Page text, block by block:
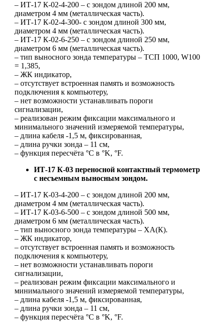
– ИТ-17 К-02-4-200 – с зондом длиной 200 мм,
диаметром 4 мм (металлическая часть).
– ИТ-17 К-02-4-300- с зондом длиной 300 мм,
диаметром 4 мм (металлическая часть).
– ИТ-17 К-02-6-250 – с зондом длиной 250 мм,
диаметром 6 мм (металлическая часть).
– тип выносного зонда температуры – ТСП 1000, W100
= 1,385,
– ЖК индикатор,
– отсутствует встроенная память и возможность
подключения к компьютеру,
– нет возможности устанавливать пороги
сигнализации,
– реализован режим фиксации максимального и
минимального значений измеряемой температуры,
– длина кабеля -1,5 м, фиксированная,
– длина ручки зонда – 11 см,
– функция пересчёта °С в °K, °F.
ИТ-17 К-03 переносной контактный термометр
с несъемным выносным зондом.
– ИТ-17 К-03-4-200 – с зондом длиной 200 мм,
диаметром 4 мм (металлическая часть).
– ИТ-17 К-03-6-500 – с зондом длиной 500 мм,
диаметром 6 мм (металлическая часть).
– тип выносного зонда температуры – ХА(К).
– ЖК индикатор,
– отсутствует встроенная память и возможность
подключения к компьютеру,
– нет возможности устанавливать пороги
сигнализации,
– реализован режим фиксации максимального и
минимального значений измеряемой температуры,
– длина кабеля -1,5 м, фиксированная,
– длина ручки зонда – 11 см,
– функция пересчёта °С в °K, °F.